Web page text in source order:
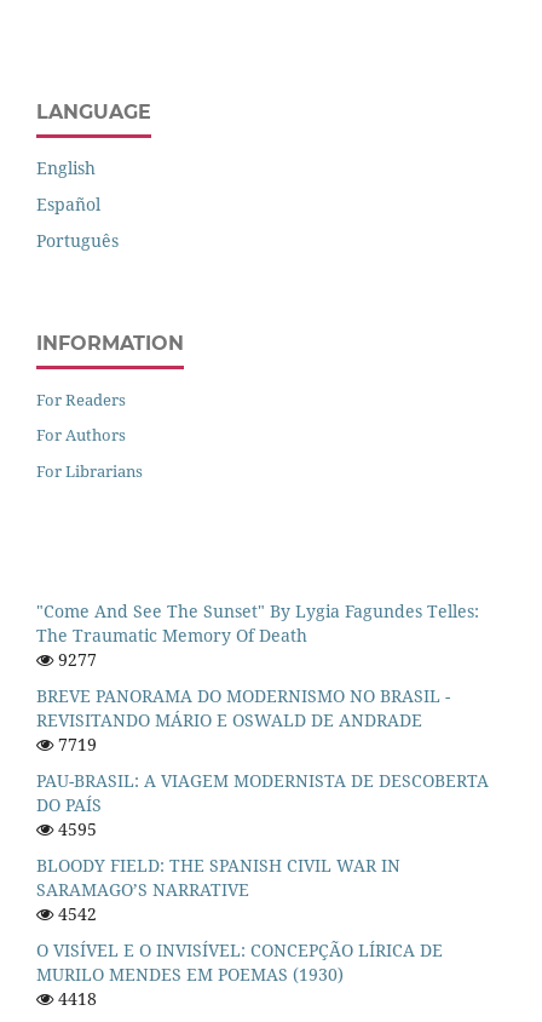
LANGUAGE
English
Español
Português
INFORMATION
For Readers
For Authors
For Librarians
"Come And See The Sunset" By Lygia Fagundes Telles:
The Traumatic Memory Of Death
9277
BREVE PANORAMA DO MODERNISMO NO BRASIL -
REVISITANDO MÁRIO E OSWALD DE ANDRADE
7719
PAU-BRASIL: A VIAGEM MODERNISTA DE DESCOBERTA
DO PAÍS
4595
BLOODY FIELD: THE SPANISH CIVIL WAR IN
SARAMAGO’S NARRATIVE
4542
O VISÍVEL E O INVISÍVEL: CONCEPÇÃO LÍRICA DE
MURILO MENDES EM POEMAS (1930)
4418